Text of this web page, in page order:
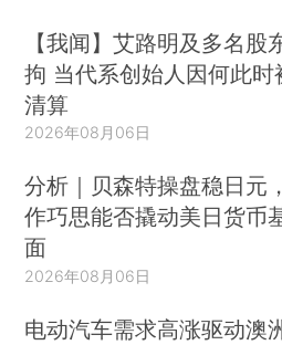
【我闻】艾路明及多名股
拘 当代系创始人因何此时
清算
2026年08月06日
分析｜贝森特操盘稳日元
作巧思能否撬动美日货币
面
2026年08月06日
电动汽车需求高涨驱动澳